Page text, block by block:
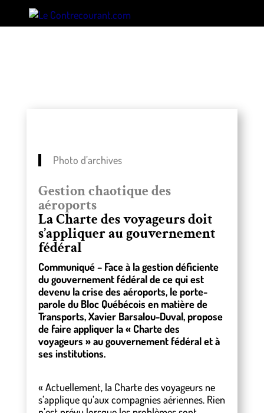
Photo d’archives
Gestion chaotique des
aéroports
La Charte des voyageurs doit
s’appliquer au gouvernement
fédéral
Communiqué – Face à la gestion déficiente
du gouvernement fédéral de ce qui est
devenu la crise des aéroports, le porte-
parole du Bloc Québécois en matière de
Transports, Xavier Barsalou-Duval, propose
de faire appliquer la « Charte des
voyageurs » au gouvernement fédéral et à
ses institutions.
« Actuellement, la Charte des voyageurs ne
s’applique qu’aux compagnies aériennes. Rien